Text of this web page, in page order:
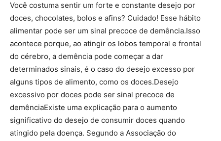
Você costuma sentir um forte e constante desejo por
doces, chocolates, bolos e afins? Cuidado! Esse hábito
alimentar pode ser um sinal precoce de demência.Isso
acontece porque, ao atingir os lobos temporal e frontal
do cérebro, a demência pode começar a dar
determinados sinais, é o caso do desejo excesso por
alguns tipos de alimento, como os doces.Desejo
excessivo por doces pode ser sinal precoce de
demênciaExiste uma explicação para o aumento
significativo do desejo de consumir doces quando
atingido pela doença. Segundo a Associação do